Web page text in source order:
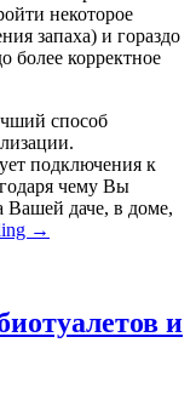
некоторое
запаха) и гораздо
более корректное
способ
подключения к
чему Вы
Вашей даче, в доме,
→
и